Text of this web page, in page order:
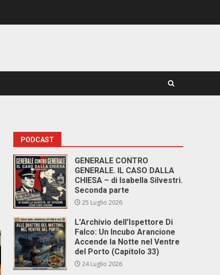
PODCAST
GENERALE CONTRO
GENERALE. IL CASO DALLA
CHIESA – di Isabella Silvestri.
Seconda parte
25 Luglio 2026
L’Archivio dell’Ispettore Di
Falco: Un Incubo Arancione
Accende la Notte nel Ventre
del Porto (Capitolo 33)
24 Luglio 2026